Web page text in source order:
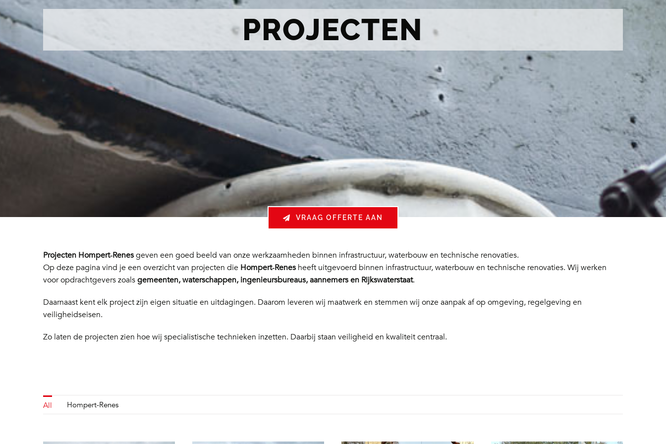
PROJECTEN
VRAAG OFFERTE AAN
Projecten Hompert‑Renesgeven een goed beeld van onze werkzaamheden binnen infrastructuur, waterbouw en technische renovaties.
Op deze pagina vind je een overzicht van projecten die Hompert‑Renesheeft uitgevoerd binnen infrastructuur, waterbouw en technische renovaties. Wij werken
voor opdrachtgevers zoalsgemeenten, waterschappen, ingenieursbureaus, aannemers en Rijkswaterstaat.
Daarnaast kent elk project zijn eigen situatie en uitdagingen. Daarom leveren wij maatwerk en stemmen wij onze aanpak af op omgeving, regelgeving en
veiligheidseisen.
Zo laten de projecten zien hoe wij specialistische technieken inzetten. Daarbij staan veiligheid en kwaliteit centraal.
All Hompert-Renes